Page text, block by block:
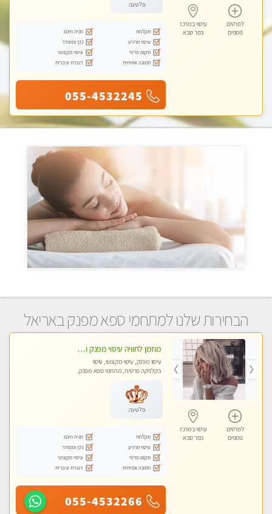
לפרטים
נוספים
עיסוי במרכז
כפר סבא
פלטינה
מקלחת
חניה חינם
עיסוי מרגיע
נקי ומסודר
מקום פרטי
עיסוי מקצועי
תמונה אמיתית
דוברת עיברית
055-4532245
הבחירות שלנו למתחמי ספא מפנק באריאל
לפרטים
נוספים
עיסוי במרכז
כפר סבא
מוזמן לחוויה עיסוי מפנק ומקצועי ביותר בכפר -סבא בקליניקה פרטית
עיסוי מפנק, עיסוי מקצועי, עיסוי
בקלניקה פרטית, מתחמי ספא מפנק,
פלטינה
מקלחת
חניה חינם
עיסוי מרגיע
נקי ומסודר
מקום פרטי
עיסוי מקצועי
תמונה אמיתית
דוברת עיברית
055-4532266